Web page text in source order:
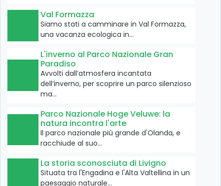
Val Formazza
Siamo stati a camminare in Val Formazza,
una vacanza ecologica in…
L'inverno al Parco Nazionale Gran
Paradiso
Avvolti dall’atmosfera incantata
dell’inverno, per scoprire un parco silenzioso
ma…
Parco Nazionale Hoge Veluwe: la
natura incontra l'arte
Il parco nazionale più grande d'Olanda, e
racchiude al suo…
La storia sconosciuta di Livigno
Situata tra l'Engadina e l'Alta Valtellina in un
paesaggio naturale…